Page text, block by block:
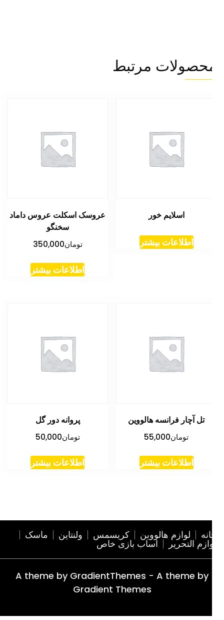
مرتبط
اسلایم خور
اطلاعات بیشتر
عروسک اسکلت عروس داماد
سخنگو
تومان350,000
اطلاعات بیشتر
تل آچار فرانسه هالووین
تومان55,000
اطلاعات بیشتر
پروانه دور گل
تومان50,000
اطلاعات بیشتر
لوازم هالووین کریسمس ولنتاین ماسک
التحریر اساب بازی خاص
A theme by GradientThemes - A theme by
Gradient Themes